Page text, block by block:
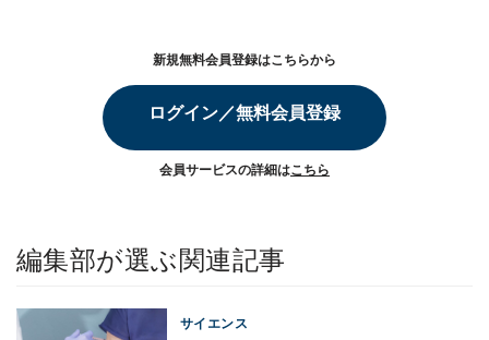
新規無料会員登録はこちらから
ログイン／無料会員登録
会員サービスの詳細はこちら
編集部が選ぶ関連記事
サイエンス